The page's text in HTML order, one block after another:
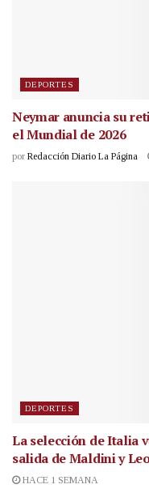
DEPORTES
Neymar anuncia su
el Mundial de 2026
por Redacción Diario La Página
DEPORTES
La selección de Italia
salida de Maldini y
HACE 1 SEMANA